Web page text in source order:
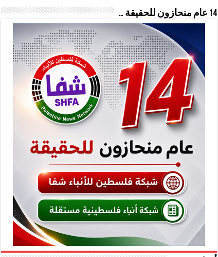
14 عام منحازون للحقيقة …